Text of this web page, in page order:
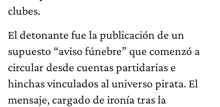
clubes.
El detonante fue la publicación de un
supuesto “aviso fúnebre” que comenzó a
circular desde cuentas partidarias e
hinchas vinculados al universo pirata. El
mensaje, cargado de ironía tras la